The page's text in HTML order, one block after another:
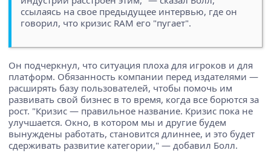
ссылаясь на свое предыдущее интервью, где он
говорил, что кризис RAM его "пугает".
Он подчеркнул, что ситуация плоха для игроков и для
платформ. Обязанность компании перед издателями —
расширять базу пользователей, чтобы помочь им
развивать свой бизнес в то время, когда все борются за
рост. "Кризис — правильное название. Кризис пока не
улучшается. Окно, в котором мы и другие будем
вынуждены работать, становится длиннее, и это будет
сдерживать развитие категории," — добавил Болл.